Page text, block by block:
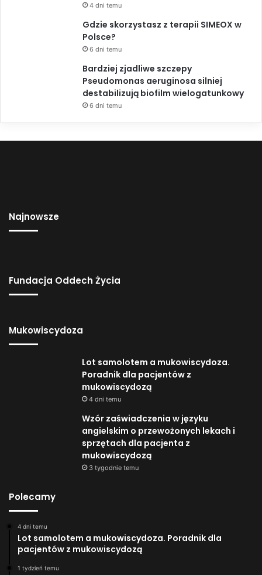
4 dni temu
Gdzie skorzystasz z terapii SIMEOX w
Polsce?
6 dni temu
Bardziej zjadliwe szczepy
Pseudomonas aeruginosa silniej
destabilizują biofilm wielogatunkowy
6 dni temu
Najnowsze
Fundacja Oddech Życia
Mukowiscydoza
Lot samolotem a mukowiscydoza.
Poradnik dla pacjentów z
mukowiscydozą
4 dni temu
Wzór zaświadczenia w języku
angielskim o przewożonych lekach i
sprzętach dla pacjenta z
mukowiscydozą
3 tygodnie temu
Polecamy
4 dni temu
Lot samolotem a mukowiscydoza. Poradnik dla
pacjentów z mukowiscydozą
1 tydzień temu